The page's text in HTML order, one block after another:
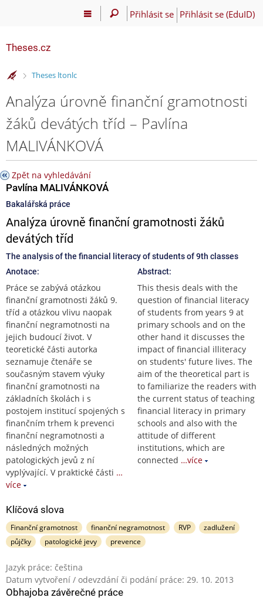
Přihlásit se Přihlásit se (EduID)
Theses.cz
>
Theses ltonlc
Analýza úrovně finanční gramotnosti
žáků devátých tříd – Pavlína
MALIVÁNKOVÁ
Zpět na vyhledávání
Pavlína MALIVÁNKOVÁ
Bakalářská práce
Analýza úrovně finanční gramotnosti žáků
devátých tříd
The analysis of the financial literacy of students of 9th classes
Anotace:
Práce se zabývá otázkou
finanční gramotnosti žáků 9.
tříd a otázkou vlivu naopak
finanční negramotnosti na
jejich budoucí život. V
teoretické části autorka
seznamuje čtenáře se
současným stavem výuky
finanční gramotnosti na
základních školách i s
postojem institucí spojených s
finančním trhem k prevenci
finanční negramotnosti a
následných možných
patologických jevů z ní
vyplývající. V praktické části …
více
Abstract:
This thesis deals with the
question of financial literacy
of students from years 9 at
primary schools and on the
other hand it discusses the
impact of financial illiteracy
on students' future lives. The
aim of the theoretical part is
to familiarize the readers with
the current status of teaching
financial literacy in primary
schools and also with the
attitude of different
institutions, which are
connected …více
Klíčová slova
Finanční gramotnost finanční negramotnost RVP
zadlužení
půjčky
patologické jevy prevence
Jazyk práce: čeština
Datum vytvoření / odevzdání či podání práce: 29. 10. 2013
Obhajoba závěrečné práce